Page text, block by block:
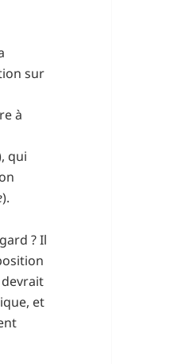
sur
à
qui
).
? Il
et